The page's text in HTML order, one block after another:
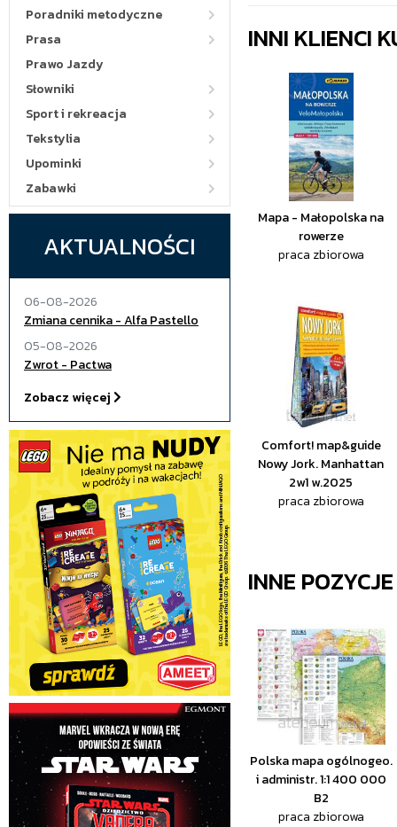
Poradniki metodyczne
Prasa
Prawo Jazdy
Słowniki
Sport i rekreacja
Tekstylia
Upominki
Zabawki
AKTUALNOŚCI
06-08-2026
Zmiana cennika - Alfa Pastello
05-08-2026
Zwrot - Pactwa
Zobacz więcej
INNI KLIENCI
Mapa - Małopolska na
rowerze
praca zbiorowa
Comfort! map&guide
Nowy Jork. Manhattan
2w1 w.2025
praca zbiorowa
INNE
Polska mapa ogólnogeo.
i administr. 1:1 400 000
B2
praca zbiorowa